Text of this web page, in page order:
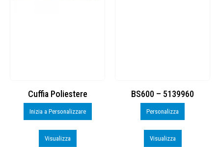
Cuffia Poliestere
Inizia a Personalizzare
Visualizza
BS600 – 5139960
Personalizza
Visualizza